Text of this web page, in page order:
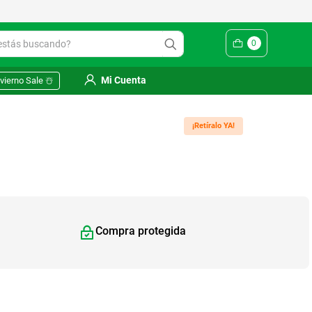
buscando? 0
Sale ☃️ Mi Cuenta
¡Retíralo YA!
Compra protegida